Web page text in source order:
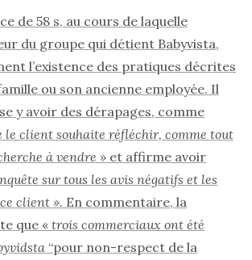
de 58 s, au cours de laquelle
du groupe qui détient Babyvista,
l’existence des pratiques décrites
ou son ancienne employée. Il
y avoir des dérapages, comme
le client souhaite réfléchir, comme tout
à vendre » et affirme avoir
sur tous les avis négatifs et les
client ». En commentaire, la
que «trois commerciaux ont été
“pour non-respect de la